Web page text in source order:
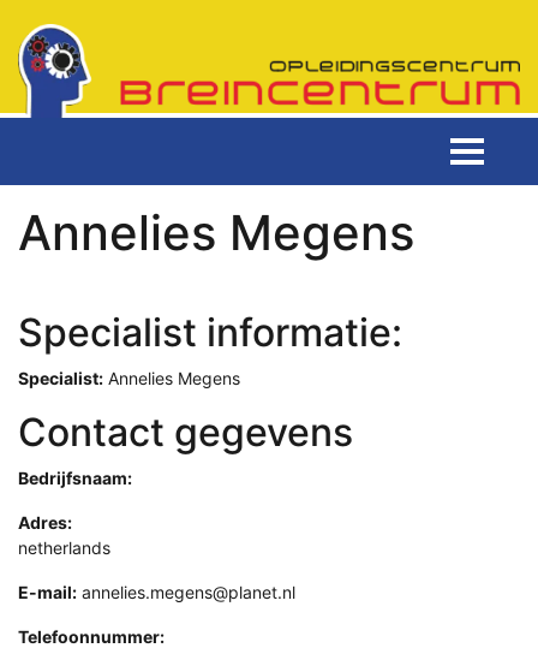
Annelies Megens
Specialist informatie:
Specialist: Annelies Megens
Contact gegevens
Bedrijfsnaam:
Adres:
netherlands
E-mail: annelies.megens@planet.nl
Telefoonnummer: